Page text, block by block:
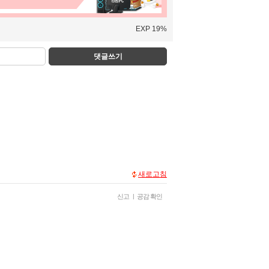
EXP 19%
댓글쓰기
새로고침
신고 공감 확인